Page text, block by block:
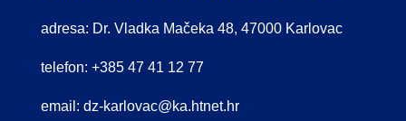
adresa: Dr. Vladka Mačeka 48, 47000 Karlovac
telefon: +385 47 41 12 77
email: dz-karlovac@ka.htnet.hr